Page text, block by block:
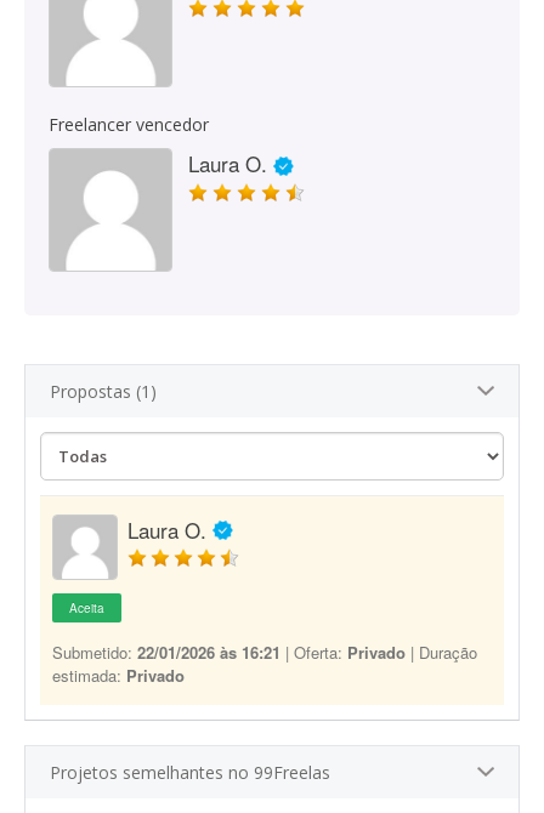
Freelancer vencedor
Laura O.
Propostas (1)
Laura O.
Aceita
Submetido: 22/01/2026 às 16:21 | Oferta: Privado | Duração
estimada: Privado
Projetos semelhantes no 99Freelas